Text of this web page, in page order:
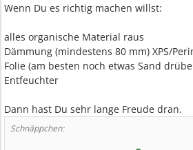
Wenn Du es richtig machen willst:
alles organische Material raus
Dämmung (mindestens 80 mm) XPS/
Folie (am besten noch etwas Sand
Entfeuchter
Dann hast Du sehr lange Freude dran.
Schnäppchen: